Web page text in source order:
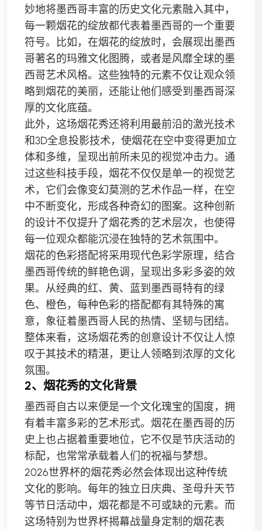
妙地将墨西哥丰富的历史文化元素融入其中，
每一颗烟花的绽放都代表着墨西哥的一个重要
符号。比如，在烟花的绽放时，会展现出墨西
哥著名的玛雅文化图腾，或者是风靡全球的墨
西哥艺术风格。这些独特的元素不仅让观众领
略到烟花的美丽，还能让他们感受到墨西哥深
厚的文化底蕴。
此外，这场烟花秀还将利用最前沿的激光技术
和3D全息投影技术，使烟花在空中变得更加立
体和多维，呈现出前所未见的视觉冲击力。通
过这些科技手段，烟花不仅仅是单一的视觉艺
术，它们会像变幻莫测的艺术作品一样，在空
中不断变化，形成各种奇幻的图案。这种创新
的设计不仅提升了烟花秀的艺术层次，也使得
每一位观众都能沉浸在独特的艺术氛围中。
烟花的色彩搭配将采用现代色彩学原理，结合
墨西哥传统的鲜艳色调，呈现出多彩多姿的效
果。从经典的红、黄、蓝到墨西哥特有的绿
色、橙色，每种色彩的搭配都有其特殊的寓
意，象征着墨西哥人民的热情、坚韧与团结。
整体来看，这场烟花秀的创意设计不仅让人惊
叹于其技术的精湛，更让人领略到浓厚的文化
氛围。
2、烟花秀的文化背景
墨西哥自古以来便是一个文化瑰宝的国度，拥
有着丰富多彩的艺术形式。烟花在墨西哥的历
史上也占据着重要地位，它不仅是节庆活动的
标配，也常常承载着人们的祝福与梦想。
2026世界杯的烟花秀必然会体现出这种传统
文化的影响。每年的独立日庆典、圣母升天节
等节日活动中，烟花都是不可或缺的元素。而
这场特别为世界杯揭幕战量身定制的烟花表